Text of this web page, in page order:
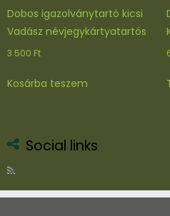
Dobos igazolványtartó kicsi
Vadász névjegykártyatartós
3.500 Ft
Kosárba teszem
Social links